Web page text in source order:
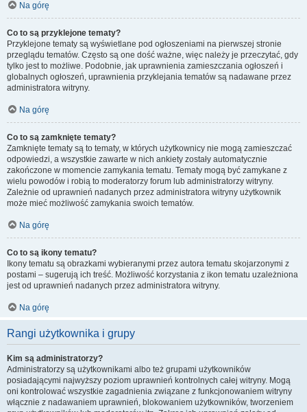
Na górę
Co to są przyklejone tematy?
Przyklejone tematy są wyświetlane pod ogłoszeniami na pierwszej stronie
przeglądu tematów. Często są one dość ważne, więc należy je przeczytać, gdy
tylko jest to możliwe. Podobnie, jak uprawnienia zamieszczania ogłoszeń i
globalnych ogłoszeń, uprawnienia przyklejania tematów są nadawane przez
administratora witryny.
Na górę
Co to są zamknięte tematy?
Zamknięte tematy są to tematy, w których użytkownicy nie mogą zamieszczać
odpowiedzi, a wszystkie zawarte w nich ankiety zostały automatycznie
zakończone w momencie zamykania tematu. Tematy mogą być zamykane z
wielu powodów i robią to moderatorzy forum lub administratorzy witryny.
Zależnie od uprawnień nadanych przez administratora witryny użytkownik
może mieć możliwość zamykania swoich tematów.
Na górę
Co to są ikony tematu?
Ikony tematu są obrazkami wybieranymi przez autora tematu skojarzonymi z
postami – sugerują ich treść. Możliwość korzystania z ikon tematu uzależniona
jest od uprawnień nadanych przez administratora witryny.
Na górę
Rangi użytkownika i grupy
Kim są administratorzy?
Administratorzy są użytkownikami albo też grupami użytkowników
posiadającymi najwyższy poziom uprawnień kontrolnych całej witryny. Mogą
oni kontrolować wszystkie zagadnienia związane z funkcjonowaniem witryny
włącznie z nadawaniem uprawnień, blokowaniem użytkowników, tworzeniem